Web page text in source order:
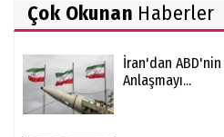
Çok Okunan Haberler
İran'dan ABD'nin
Anlaşmayı...